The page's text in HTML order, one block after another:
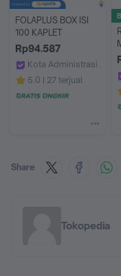
FOLAPLUS BOX ISI
100 KAPLET
Rp94.587
Kota Administrasi
Apotek Zulfi Jakarta
5.0 27 terjual
Share
Tokopedia